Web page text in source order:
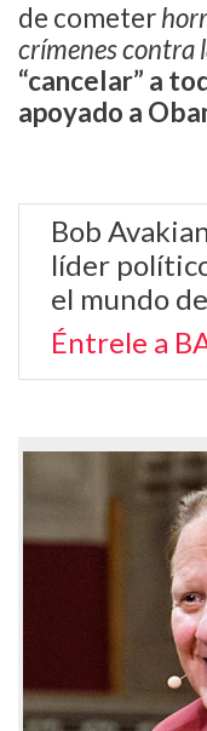
de cometer
crímenes contra
“cancelar” a
apoyado a
Bob
líder
el mundo
Éntrele a